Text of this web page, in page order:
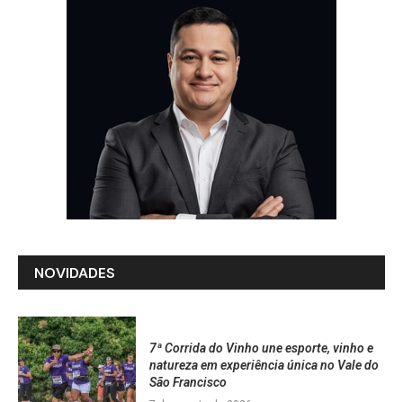
NOVIDADES
7ª Corrida do Vinho une esporte, vinho e
natureza em experiência única no Vale do
São Francisco